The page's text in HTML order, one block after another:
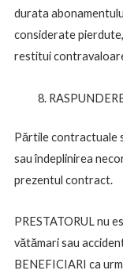
durata
considerate
restitui
Părtile contractuale
sau îndeplinirea
prezentul contract.
PRESTATORUL nu
vătămari sau
BENEFICIARI ca